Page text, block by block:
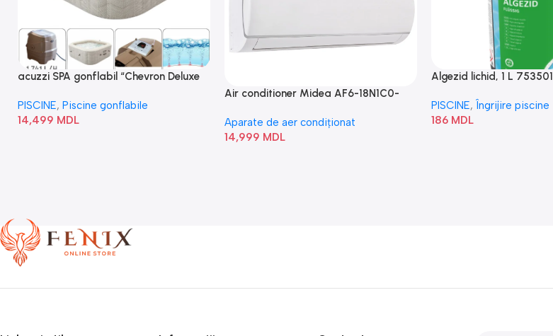
acuzzi SPA gonflabil “Chevron Deluxe
PISCINE, Piscine gonflabile
14,499 MDL
Air conditioner Midea AF6-18N1C0-
Aparate de aer condiționat
14,999 MDL
Algezid lichid, 1 L 753501
PISCINE, Îngrijire piscine
186 MDL